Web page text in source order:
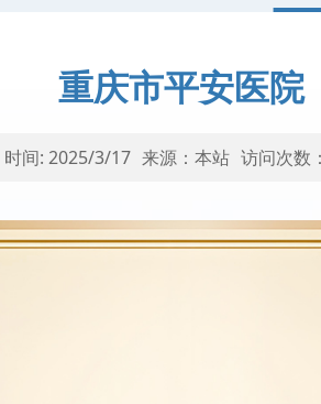
重庆市平安医院
时间: 2025/3/17 来源：本站 访问次数：